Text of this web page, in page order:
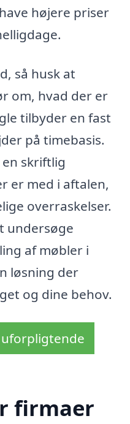
højere priser
så husk at
om, hvad der er
tilbyder en fast
på timebasis.
skriftlig
er med i aftalen,
overraskelser.
undersøge
af møbler i
løsning der
og dine behov.
firmaer